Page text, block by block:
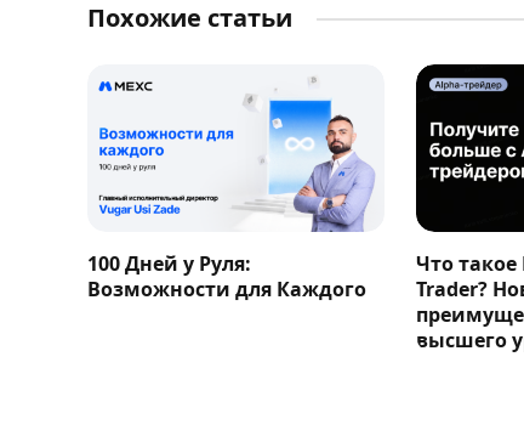
Похожие статьи
100 Дней у Руля:
Возможности для Каждого
Что такое
Trader?
высшего